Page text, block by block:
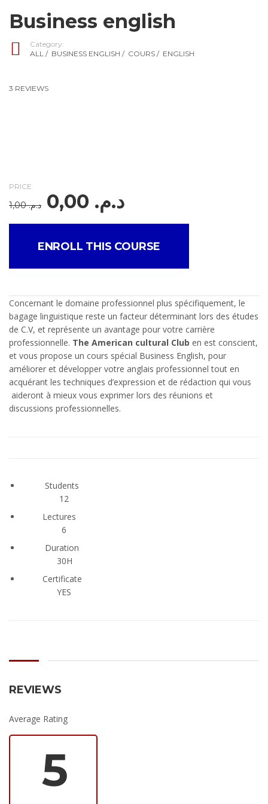
Business english
Category:
ALL / BUSINESS ENGLISH / COURS / ENGLISH
3 REVIEWS
PRICE
د.م.1,00 د.م.
ENROLL THIS COURSE
Concernant le domaine professionnel plus spécifiquement, le
bagage linguistique reste un facteur déterminant lors des études
de C.V, et représente un avantage pour votre carrière
professionnelle. The American cultural Club en est conscient,
et vous propose un cours spécial Business English, pour
améliorer et développer votre anglais professionnel tout en
acquérant les techniques d’expression et de rédaction qui vous
aideront à mieux vous exprimer lors des réunions et
discussions professionnelles.
Students
12
Lectures
6
Duration
30H
Certificate
YES
REVIEWS
Average Rating
5